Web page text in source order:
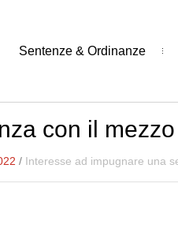
Sentenze & Ordinanze
con il
/ Interesse ad impugnare una